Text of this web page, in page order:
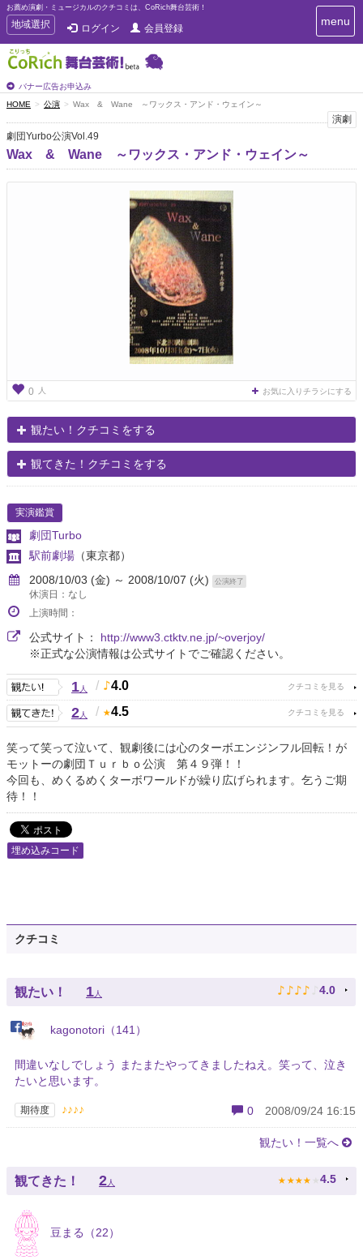
お薦め演劇・ミュージカルのクチコミは、CoRich舞台芸術！
T
o
g
g
e
n
a
v
i
g
地域選択 ログイン 会員登録
バナー広告お申込み
T
o
i
g
menu
HOME 公演 Wax & Wane ～ワックス・アンド・ウェイン～
演劇
劇団Yurbo公演Vol.49
Wax & Wane ～ワックス・アンド・ウェイン～
0 人 お気に入りチラシにする
観たい！クチコミをする
観てきた！クチコミをする
実演鑑賞
劇団Turbo
駅前劇場 （東京都）
2008/10/03 (金) ～ 2008/10/07 (火)
公演終了
休演日：なし
上演時間：
公式サイト： http://www3.ctktv.ne.jp/~overjoy/
※正式な公演情報は公式サイトでご確認ください。
1人 / 4.0
2人 / 4.5
笑って笑って泣いて、観劇後には心のターボエンジンフル回転！が
モットーの劇団Ｔｕｒｂｏ公演 第４９弾！！
今回も、めくるめくターボワールドが繰り広げられます。乞うご期
待！！
埋め込みコード
クチコミ
観たい！ 1人 ♪ ♪ ♪ ♪ ♪ 4.0
kagonotori（141）
間違いなしでしょう またまたやってきましたねえ。笑って、泣き
たいと思います。
期待度 ♪♪♪♪ 0 2008/09/24 16:15
観たい！一覧へ
観てきた！ 2 人 ★ ★ ★ ★ ★ 4.5
豆まる（22）